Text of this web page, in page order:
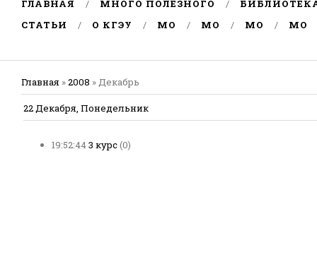
ГЛАВНАЯ МНОГО ПОЛЕЗНОГО
СТАТЬИ
О КГЭУ MO MO MO MO
Главная »2008 »Декабрь
22 Декабря, Понедельник
19:52:443 курс(0)